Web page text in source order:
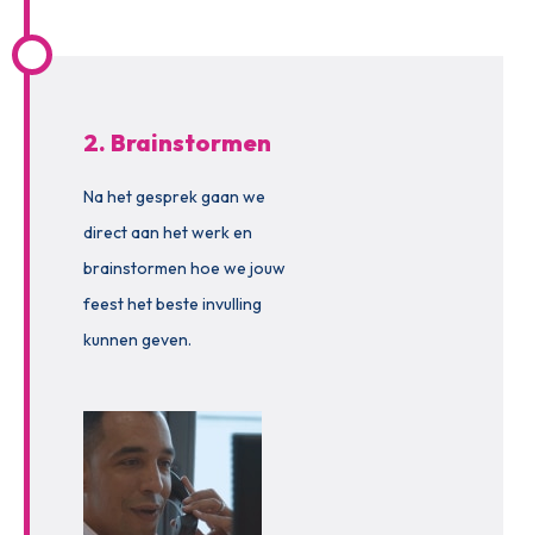
2. Brainstormen
Na het gesprek gaan we
direct aan het werk en
brainstormen hoe we jouw
feest het beste invulling
kunnen geven.